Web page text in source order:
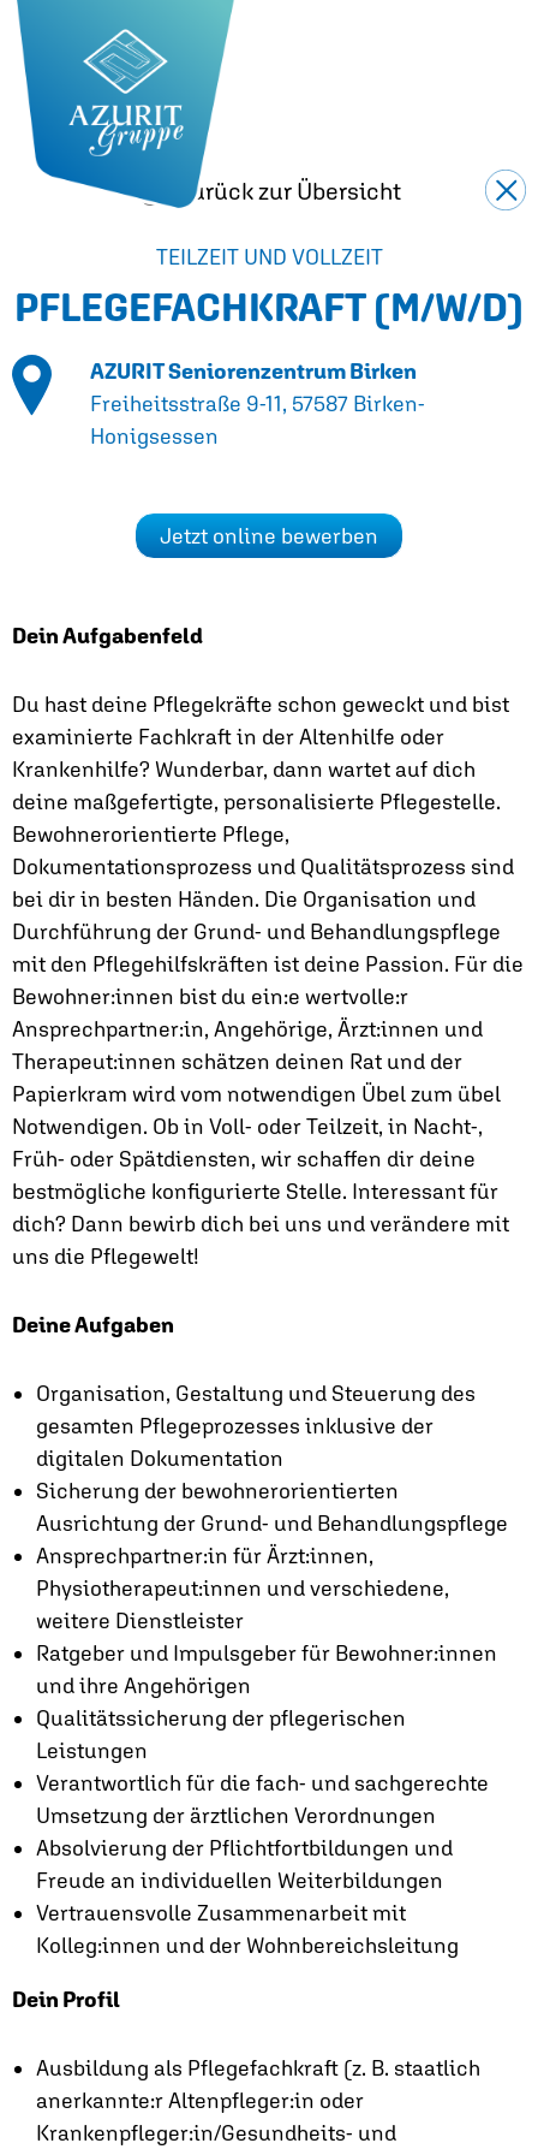
Zurück zur Übersicht
TEILZEIT UND VOLLZEIT
PFLEGEFACHKRAFT (M/W/D)
AZURIT Seniorenzentrum Birken
Freiheitsstraße 9-11, 57587 Birken-
Honigsessen
Jetzt online bewerben
Dein Aufgabenfeld
Du hast deine Pflegekräfte schon geweckt und bist
examinierte Fachkraft in der Altenhilfe oder
Krankenhilfe? Wunderbar, dann wartet auf dich
deine maßgefertigte, personalisierte Pflegestelle.
Bewohnerorientierte Pflege,
Dokumentationsprozess und Qualitätsprozess sind
bei dir in besten Händen. Die Organisation und
Durchführung der Grund- und Behandlungspflege
mit den Pflegehilfskräften ist deine Passion. Für die
Bewohner:innen bist du ein:e wertvolle:r
Ansprechpartner:in, Angehörige, Ärzt:innen und
Therapeut:innen schätzen deinen Rat und der
Papierkram wird vom notwendigen Übel zum übel
Notwendigen. Ob in Voll- oder Teilzeit, in Nacht-,
Früh- oder Spätdiensten, wir schaffen dir deine
bestmögliche konfigurierte Stelle. Interessant für
dich? Dann bewirb dich bei uns und verändere mit
uns die Pflegewelt!
Deine Aufgaben
Organisation, Gestaltung und Steuerung des
gesamten Pflegeprozesses inklusive der
digitalen Dokumentation
Sicherung der bewohnerorientierten
Ausrichtung der Grund- und Behandlungspflege
Ansprechpartner:in für Ärzt:innen,
Physiotherapeut:innen und verschiedene,
weitere Dienstleister
Ratgeber und Impulsgeber für Bewohner:innen
und ihre Angehörigen
Qualitätssicherung der pflegerischen
Leistungen
Verantwortlich für die fach- und sachgerechte
Umsetzung der ärztlichen Verordnungen
Absolvierung der Pflichtfortbildungen und
Freude an individuellen Weiterbildungen
Vertrauensvolle Zusammenarbeit mit
Kolleg:innen und der Wohnbereichsleitung
Dein Profil
Ausbildung als Pflegefachkraft (z. B. staatlich
anerkannte:r Altenpfleger:in oder
Krankenpfleger:in/Gesundheits- und